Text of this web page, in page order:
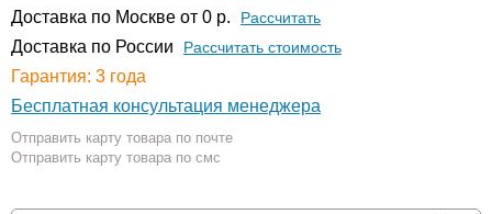
Доставка по Москве от 0 р. Расcчитать
Доставка по России Рассчитать стоимость
Гарантия: 3 года
Бесплатная консультация менеджера
Отправить карту товара по почте
Отправить карту товара по смс